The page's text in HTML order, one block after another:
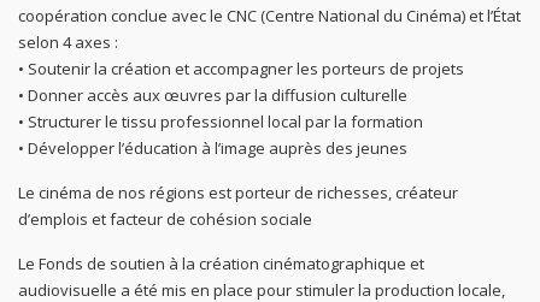
coopération conclue avec le CNC (Centre National du Cinéma) et l’État
selon 4 axes :
• Soutenir la création et accompagner les porteurs de projets
• Donner accès aux œuvres par la diffusion culturelle
• Structurer le tissu professionnel local par la formation
• Développer l’éducation à l’image auprès des jeunes
Le cinéma de nos régions est porteur de richesses, créateur
d’emplois et facteur de cohésion sociale
Le Fonds de soutien à la création cinématographique et
audiovisuelle a été mis en place pour stimuler la production locale,